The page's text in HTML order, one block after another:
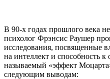
В 90-х годах прошлого века
психолог Фрэнсис Раушер
исследования, посвященные
на интеллект и способность
называемый «эффект
следующим выводам: